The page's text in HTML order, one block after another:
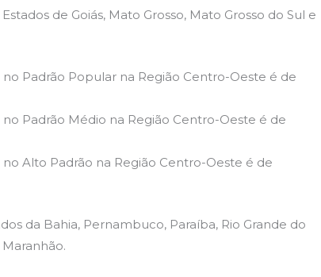
de Goiás, Mato Grosso, Mato Grosso do Sul e
Padrão Popular na Região Centro-Oeste é de
Padrão Médio na Região Centro-Oeste é de
Alto Padrão na Região Centro-Oeste é de
da Bahia, Pernambuco, Paraíba, Rio Grande do